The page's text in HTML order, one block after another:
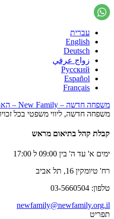
עברית
English
Deutsch
زواج عرفي
Русский
Español
Français
משפחה חדשה – New Family – הארגון לקידום זכויות המשפחה
משפחה חדשה, ליווי משפטי בכל
קבלת קהל בתיאום מראש
ימים א' עד ה' בין 09:00 ל 17:00
רח' טיומקין 16, תל אביב
טלפון: 03-5660504
newfamily@newfamily.org.il
תפריט